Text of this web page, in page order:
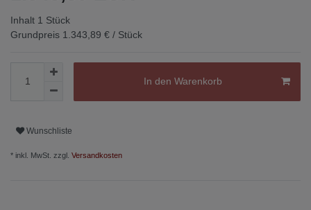
Inhalt 1 Stück
Grundpreis 1.343,89 € / Stück
In den Warenkorb
Wunschliste
* inkl. MwSt. zzgl. Versandkosten